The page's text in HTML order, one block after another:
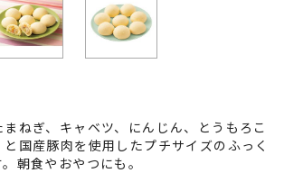
ねぎ、キャベツ、にんじん、とうもろこ
国産豚肉を使用したプチサイズのふっく
朝食やおやつにも。